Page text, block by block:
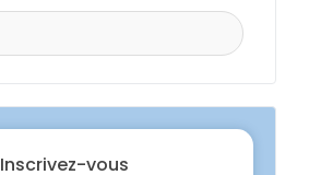
Inscrivez-vous